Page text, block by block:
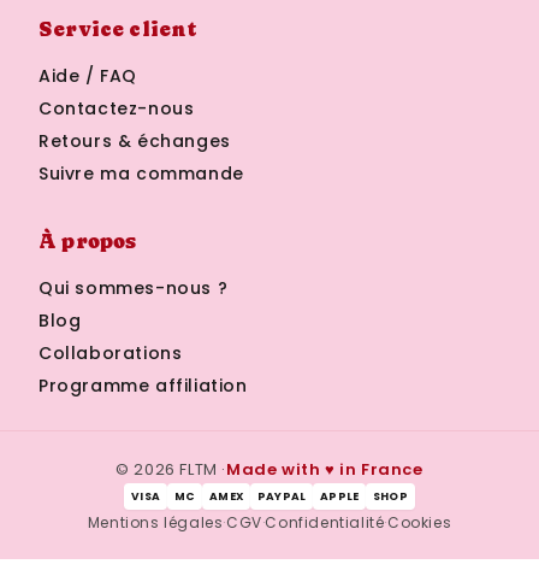
Service client
Aide / FAQ
Contactez-nous
Retours & échanges
Suivre ma commande
À propos
Qui sommes-nous ?
Blog
Collaborations
Programme affiliation
© 2026 FLTM ·Made with ♥ in France
VISA MC AMEX PAYPAL APPLE SHOP
Mentions légales·CGV·Confidentialité·Cookies